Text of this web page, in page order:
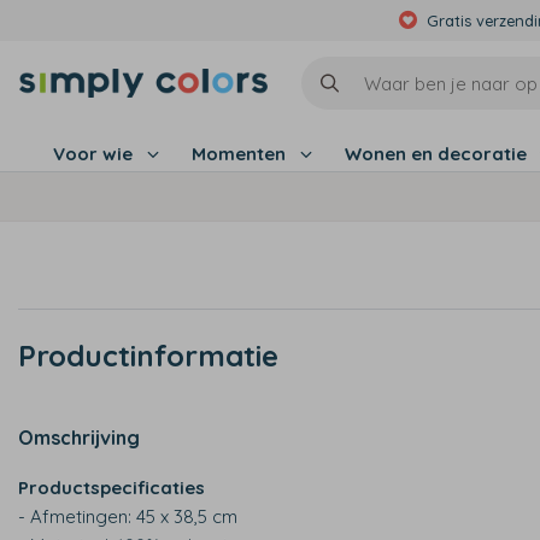
Gratis
Voor wie Momenten Wonen en decoratie
Productinformatie
Omschrijving
Productspecificaties
- Afmetingen: 45 x 38,5 cm